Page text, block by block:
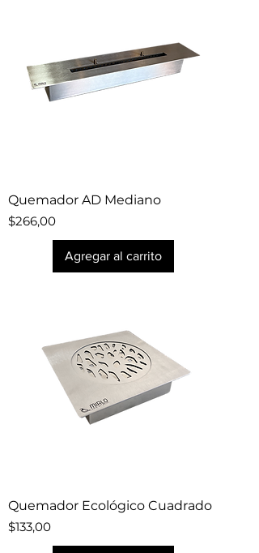
Quemador AD Mediano
Precio
$266,00
Agregar al carrito
Quemador Ecológico Cuadrado
Precio
$133,00